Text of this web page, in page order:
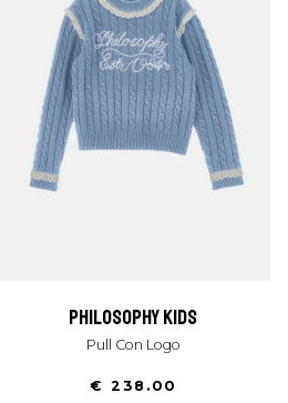
philosophy kids
Pull Con Logo
€ 238.00